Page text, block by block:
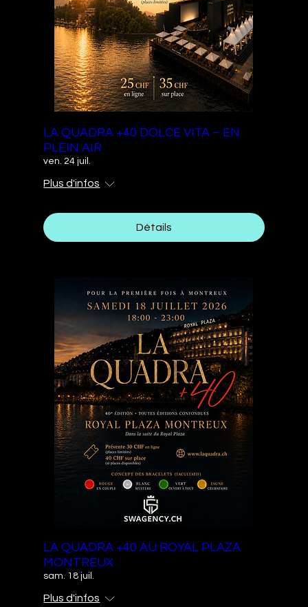
LA QUADRA +40 DOLCE VITA – EN
PLEIN AIR
ven. 24 juil.
Plus d'infos
Détails
LA QUADRA +40 AU ROYAL PLAZA
MONTREUX
sam. 18 juil.
Plus d'infos